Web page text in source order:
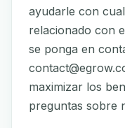
ayudarle con
relacionado con
se ponga en
maximizar los
preguntas sobre